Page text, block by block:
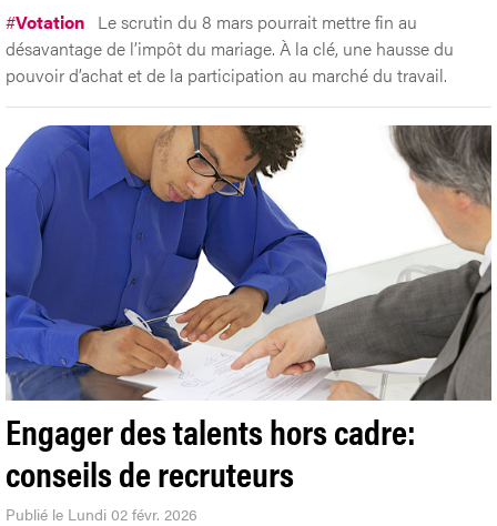
#Votation Le scrutin du 8 mars pourrait mettre fin au
désavantage de l’impôt du mariage. À la clé, une hausse du
pouvoir d’achat et de la participation au marché du travail.
Engager des talents hors cadre:
conseils de recruteurs
Publié le Lundi 02 févr. 2026